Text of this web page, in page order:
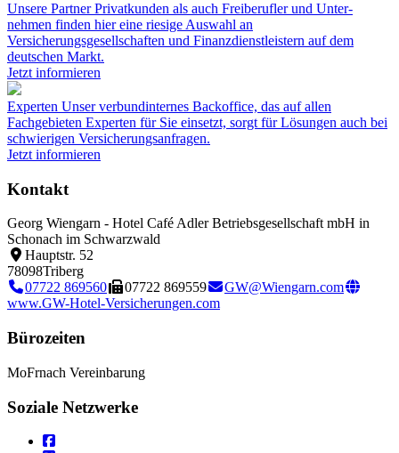
Unsere PartnerPrivat­kunden als auch Frei­berufler und Unter­
nehmen finden hier eine riesige Auswahl an
Versicherungsgesellschaften und Finanzdienstleistern auf dem
deutschen Markt.
Jetzt informieren
Experten Unser verbundinternes Backoffice, das auf allen
Fachgebieten Experten für Sie einsetzt, sorgt für Lösungen auch bei
schwierigen Versicherungsanfragen.
Jetzt informieren
Kontakt
Georg Wiengarn - Hotel Café Adler Betriebsgesellschaft mbH in
Schonach im Schwarzwald
Hauptstr. 52
78098Triberg
07722 869560
07722 869559
GW@Wiengarn.com
www.GW-Hotel-Versicherungen.com
Bürozeiten
MoFrnach Vereinbarung
Soziale Netzwerke